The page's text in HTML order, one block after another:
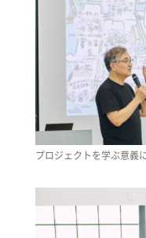
プロジェクトを学ぶ意義